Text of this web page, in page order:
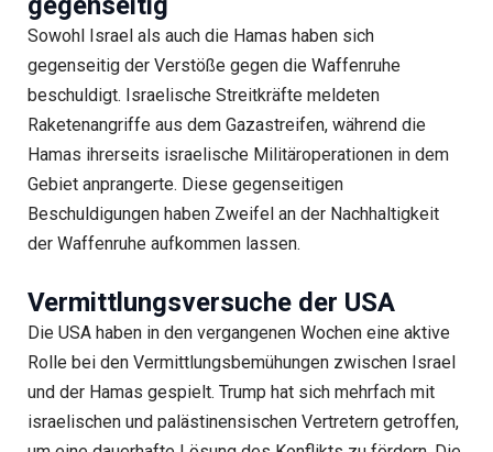
Sowohl Israel als auch die Hamas haben sich
gegenseitig der Verstöße gegen die Waffenruhe
beschuldigt. Israelische Streitkräfte meldeten
Raketenangriffe aus dem Gazastreifen, während die
Hamas ihrerseits israelische Militäroperationen in dem
Gebiet anprangerte. Diese gegenseitigen
Beschuldigungen haben Zweifel an der Nachhaltigkeit
der Waffenruhe aufkommen lassen.
Vermittlungsversuche der USA
Die USA haben in den vergangenen Wochen eine aktive
Rolle bei den Vermittlungsbemühungen zwischen Israel
und der Hamas gespielt. Trump hat sich mehrfach mit
israelischen und palästinensischen Vertretern getroffen,